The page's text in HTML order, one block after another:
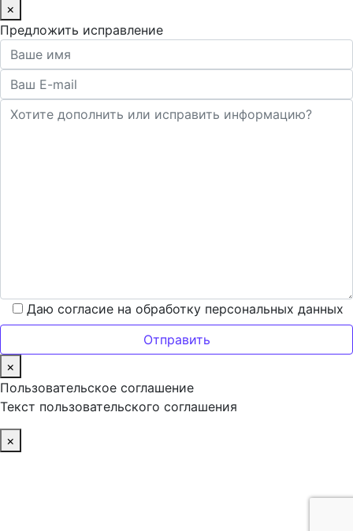
×
Предложить исправление
Даю согласие на обработку персональных данных
×
Пользовательское соглашение
Текст пользовательского соглашения
×